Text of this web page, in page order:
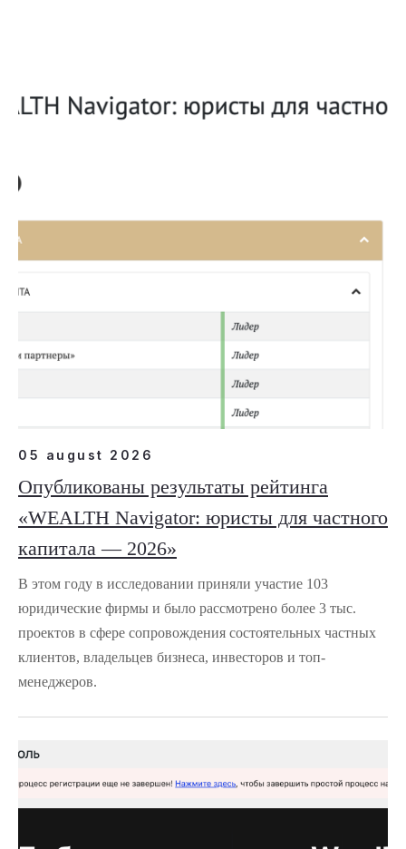
05 august 2026
Опубликованы результаты рейтинга
«WEALTH Navigator: юристы для частного
капитала — 2026»
В этом году в исследовании приняли участие 103
юридические фирмы и было рассмотрено более 3 тыс.
проектов в сфере сопровождения состоятельных частных
клиентов, владельцев бизнеса, инвесторов и топ-
менеджеров.